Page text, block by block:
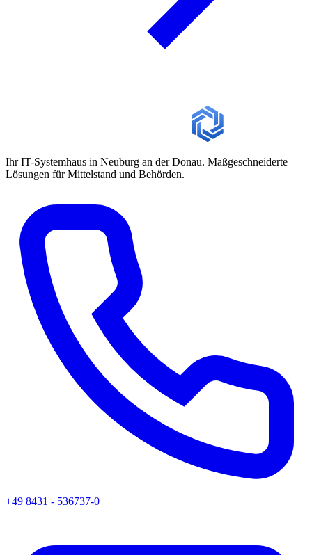
Ihr IT-Systemhaus in Neuburg an der Donau. Maßgeschneiderte
Lösungen für Mittelstand und Behörden.
+49 8431 - 536737-0